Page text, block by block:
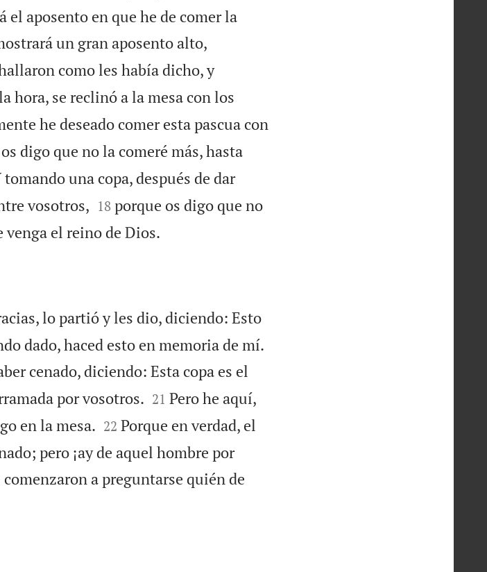
el aposento en que he de comer la
un gran aposento alto,
como les había dicho, y
hora, se reclinó a la mesa con los
he deseado comer esta pascua con
digo que no la comeré más, hasta
tomando una copa, después de dar
vosotros, 

18 porque os digo que no
venga el reino de Dios.
lo partió y les dio, diciendo: Esto
dado, haced esto en memoria de mí.
cenado, diciendo: Esta copa es el
por vosotros.
21 Pero he aquí,
en la mesa.
22 Porque en verdad, el
pero ¡ay de aquel hombre por
a preguntarse quién de